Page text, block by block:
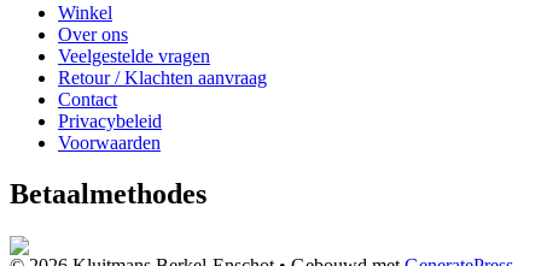
Winkel
Over ons
Veelgestelde vragen
Retour / Klachten aanvraag
Contact
Privacybeleid
Voorwaarden
Betaalmethodes